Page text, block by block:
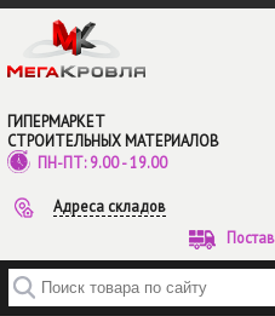
Перейти к основному содержанию
ГИПЕРМАРКЕТ
СТРОИТЕЛЬНЫХ МАТЕРИАЛОВ
ПН-ПТ: 9.00 - 19.00
Адреса складов
Введите ключевые слова для поиска